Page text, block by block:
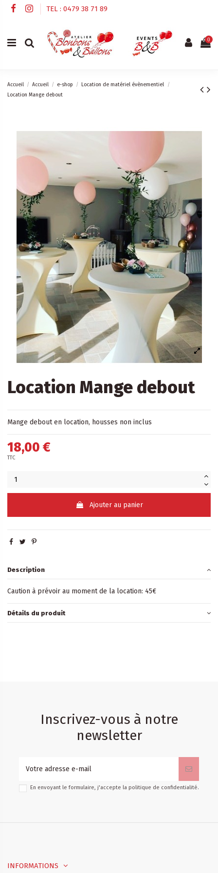
TEL : 0479 38 71 89
0
Accueil Accueil e-shop
Location de matériel évènementiel
Location Mange debout
Location Mange debout
Mange debout en location, housses non inclus
18,00 €
TTC
Ajouter au panier
Description
Caution à prévoir au moment de la location: 45€
Détails du produit
Inscrivez-vous à notre
newsletter
En envoyant le formulaire, j'accepte la politique de confidentialité.
INFORMATIONS